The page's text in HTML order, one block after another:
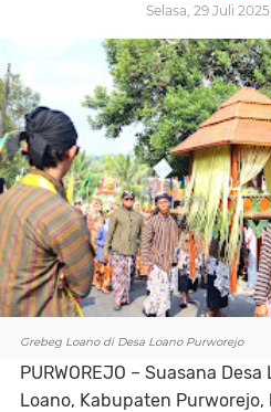
Selasa, 29 Juli
Grebeg Loano di Desa Loano Purworejo
PURWOREJO – Suasana Desa
Loano, Kabupaten